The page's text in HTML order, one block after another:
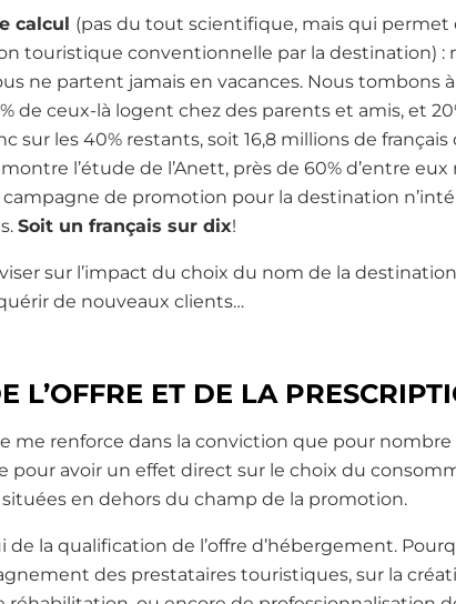
calcul (pas du tout scientifique, mais qui permet
touristique conventionnelle par la destination) :
ne partent jamais en vacances. Nous tombons
de ceux-là logent chez des parents et amis, et
sur les 40% restants, soit 16,8 millions de
l’étude de l’Anett, près de 60% d’entre
campagne de promotion pour la destination
Soit un français sur dix!
sur l’impact du choix du nom de la destination
de nouveaux clients…
L’OFFRE ET DE LA
me renforce dans la conviction que pour nombre
pour avoir un effet direct sur le choix du
en dehors du champ de la promotion.
la qualification de l’offre d’hébergement.
des prestataires touristiques, sur la